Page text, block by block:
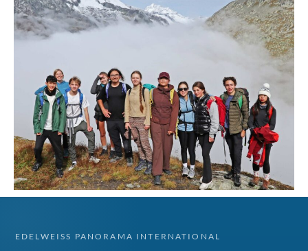
EDELWEISS PANORAMA INTERNATIONAL